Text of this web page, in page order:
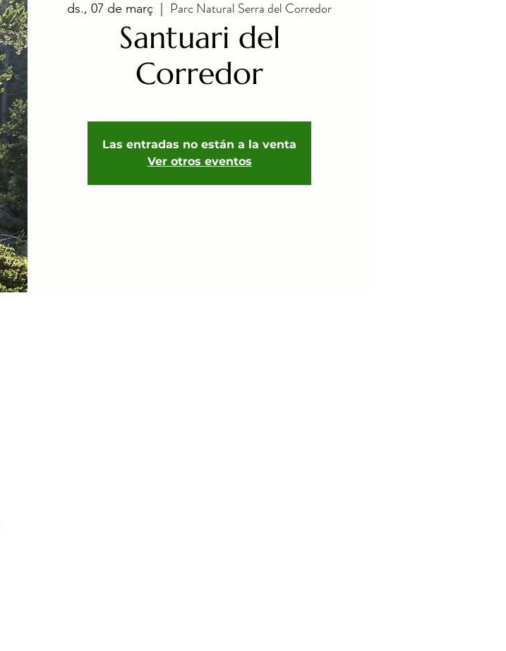
ds., 07 de març Parc Natural Serra del Corredor
Santuari del
Corredor
Las entradas no están a la venta
Ver otros eventos